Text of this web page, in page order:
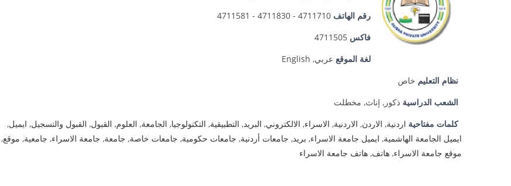
رقم الهاتف 4711710 - 4711830 - 4711581
فاكس 4711505
لغة الموقع عربي, English
نظام التعليم خاص
الشعب الدراسية ذكور, إناث, مخطلت
كلمات مفتاحية اردنية, الاردن, الاردنية, الاسراء, الالكتروني, البريد, التطبيقية, التكنولوجيا, الجامعة, العلوم, القبول, القبول والتسجيل, ايميل,
ايميل الجامعة الهاشمية, ايميل جامعة الاسراء, بريد, جامعات أردنية, جامعات حكومية, جامعات خاصة, جامعة, جامعة الاسراء, جامعية, موقع,
موقع جامعة الاسراء, هاتف, هاتف جامعة الاسراء